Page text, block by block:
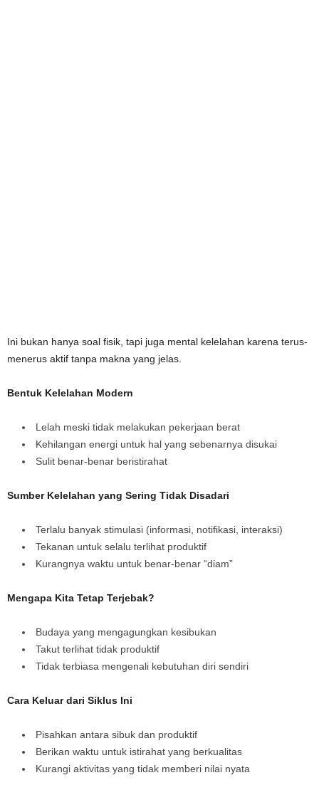
Ini bukan hanya soal fisik, tapi juga mental kelelahan karena terus-
menerus aktif tanpa makna yang jelas.
Bentuk Kelelahan Modern
Lelah meski tidak melakukan pekerjaan berat
Kehilangan energi untuk hal yang sebenarnya disukai
Sulit benar-benar beristirahat
Sumber Kelelahan yang Sering Tidak Disadari
Terlalu banyak stimulasi (informasi, notifikasi, interaksi)
Tekanan untuk selalu terlihat produktif
Kurangnya waktu untuk benar-benar “diam”
Mengapa Kita Tetap Terjebak?
Budaya yang mengagungkan kesibukan
Takut terlihat tidak produktif
Tidak terbiasa mengenali kebutuhan diri sendiri
Cara Keluar dari Siklus Ini
Pisahkan antara sibuk dan produktif
Berikan waktu untuk istirahat yang berkualitas
Kurangi aktivitas yang tidak memberi nilai nyata